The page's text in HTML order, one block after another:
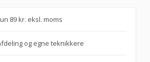
89 kr. eksl. moms
og egne teknikkere